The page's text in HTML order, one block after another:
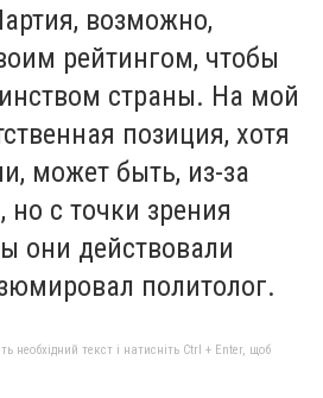
возможно,
рейтингом, чтобы
страны. На мой
позиция, хотя
может быть, из-за
но с точки зрения
они действовали
политолог.
необхідний текст і натисніть Ctrl + Enter, щоб